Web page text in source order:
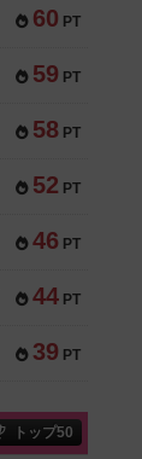
60 PT
59 PT
58 PT
52 PT
46 PT
44 PT
39 PT
トップ50